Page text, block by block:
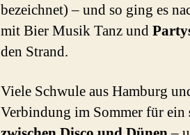
bezeichnet) – und so ging es
mit Bier Musik Tanz und
den Strand.
Viele Schwule aus Hamburg
Verbindung im Sommer für ein